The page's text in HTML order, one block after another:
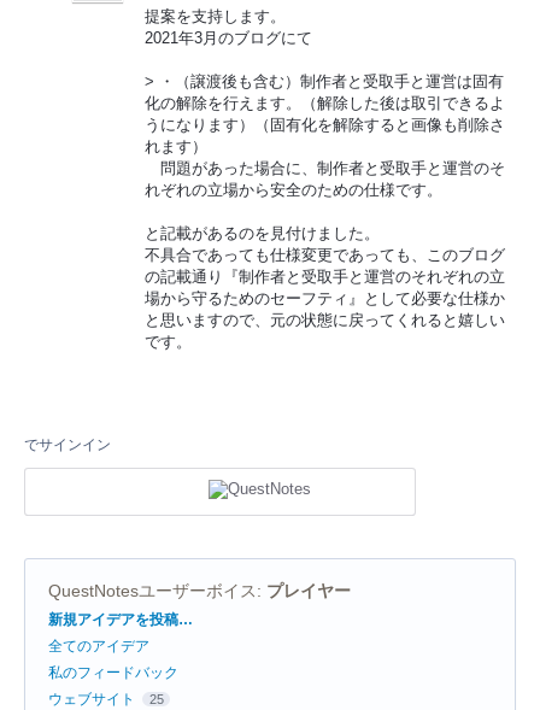
提案を支持します。
2021年3月のブログにて
> ・（譲渡後も含む）制作者と受取手と運営は固有
化の解除を行えます。（解除した後は取引できるよ
うになります）（固有化を解除すると画像も削除さ
れます）
問題があった場合に、制作者と受取手と運営のそ
れぞれの立場から安全のための仕様です。
と記載があるのを見付けました。
不具合であっても仕様変更であっても、このブログ
の記載通り『制作者と受取手と運営のそれぞれの立
場から守るためのセーフティ』として必要な仕様か
と思いますので、元の状態に戻ってくれると嬉しい
です。
でサインイン
QuestNotesユーザーボイス: プレイヤー
カ
テ
ゴ
新規アイデアを投稿…
全てのアイデア
私のフィードバック
ウェブサイト
25